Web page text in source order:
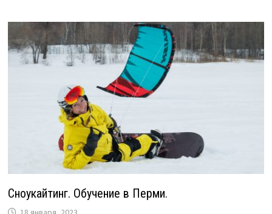
Сноукайтинг. Обучение в Перми.